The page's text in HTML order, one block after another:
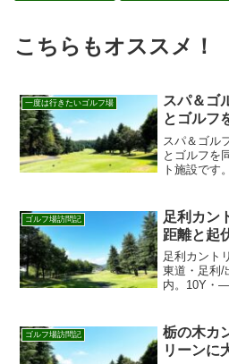
こちらもオススメ！
一度は行きたいゴルフ場
スパ＆ゴ
とゴルフ
スパ＆ゴル
とゴルフを
ト施設です
レッシュで
か？
ゴルフ場訪問記
足利カン
距離と起
足利カント
東道・足利/
内。10Y・
ゃらんから
ゴルフ場訪問記
栃の木カ
リーンに